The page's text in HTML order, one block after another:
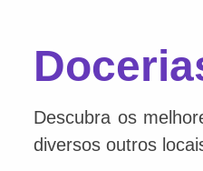
Descubra os
diversos outros